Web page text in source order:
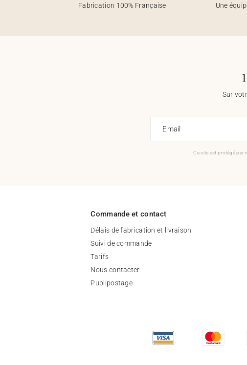
Fabrication 100% Française
Une
Sur
Email
Ce site est protégé par
Commande et contact
Délais de fabrication et livraison
Suivi de commande
Tarifs
Nous contacter
Publipostage